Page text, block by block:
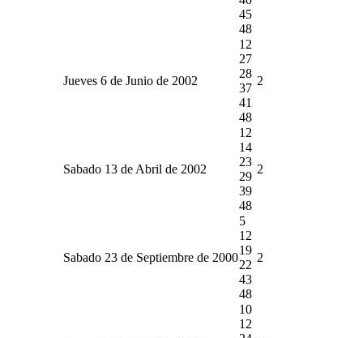
45
48
Jueves 6 de Junio de 2002
12
27
28
37
41
48
2
Sabado 13 de Abril de 2002
12
14
23
29
39
48
2
Sabado 23 de Septiembre de 2000
5
12
19
22
43
48
2
10
12